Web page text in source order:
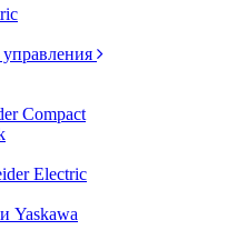
Compact
Electric
Yaskawa